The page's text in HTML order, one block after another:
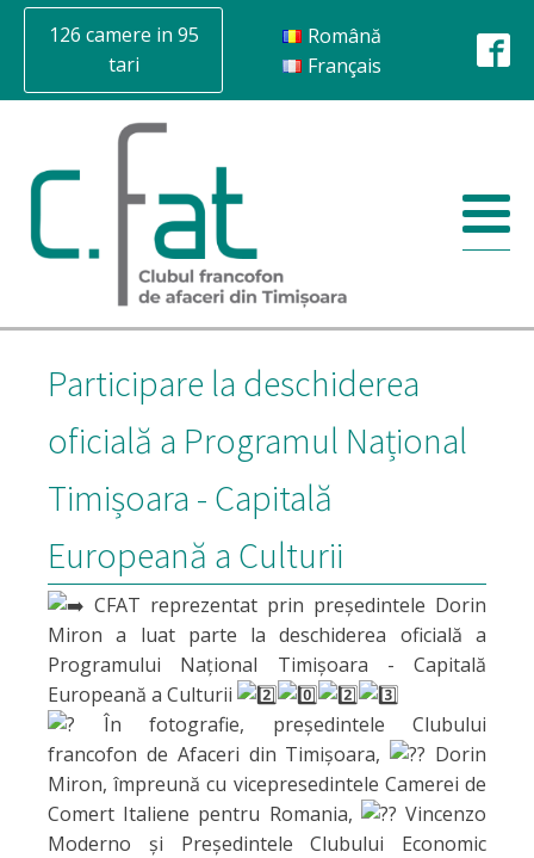
126 camere in 95
tari
Română
Français
Participare la deschiderea
oficială a Programul Național
Timișoara - Capitală
Europeană a Culturii
CFAT reprezentat prin președintele Dorin
Miron a luat parte la deschiderea oficială a
Programului Național Timișoara - Capitală
Europeană a Culturii
În fotografie, președintele Clubului
francofon de Afaceri din Timișoara,
Dorin
Miron, împreună cu vicepresedintele Camerei de
Comert Italiene pentru Romania,
Vincenzo
Moderno și Preşedintele Clubului Economic